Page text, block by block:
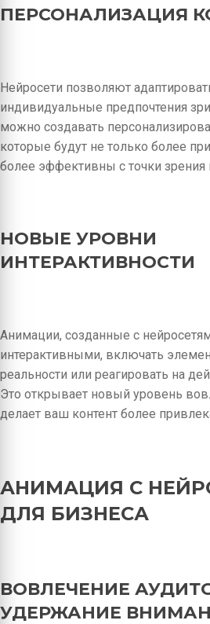
ПЕРСОНАЛИЗАЦИЯ
Нейросети позволяют
индивидуальные предпочтения
можно создавать
которые будут не только более
более эффективны с точки зрения
НОВЫЕ УРОВНИ
ИНТЕРАКТИВНОСТИ
Анимации, созданные с
интерактивными, включать
реальности или реагировать на
Это открывает новый уровень
делает ваш контент более
АНИМАЦИЯ С
ДЛЯ БИЗНЕСА
ВОВЛЕЧЕНИЕ
УДЕРЖАНИЕ